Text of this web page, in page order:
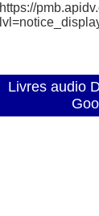
https://
Livres audio